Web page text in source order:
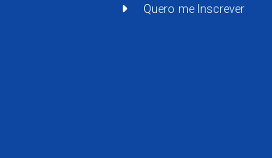
Quero me Inscrever